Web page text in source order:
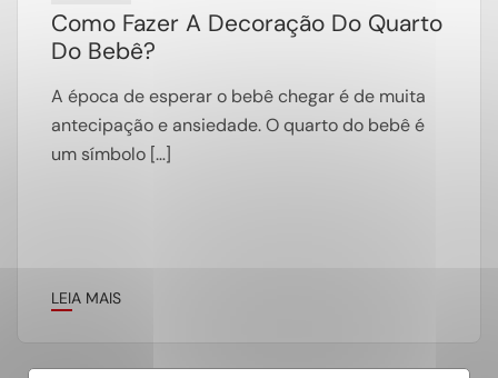
Como Fazer A Decoração Do Quarto
Do Bebê?
A época de esperar o bebê chegar é de muita
antecipação e ansiedade. O quarto do bebê é
um símbolo […]
LEIA MAIS